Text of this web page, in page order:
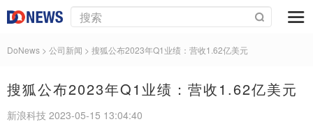
DoNews > 公司新闻 > 搜狐公布2023年Q1业绩：营收1.62亿美元
搜狐公布2023年Q1业绩：营收1.62亿美元
新浪科技 2023-05-15 13:04:40